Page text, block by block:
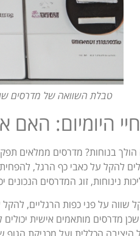
טבלת השוואה של מדרסים
היומיום: האם
בנוחות? מדרסים ממלאים
להקל על כאבי כף הרגל,
נינוחות, זוג המדרסים
שווה על פני כפות הרגליים,
מדרסים מותאמים אישית